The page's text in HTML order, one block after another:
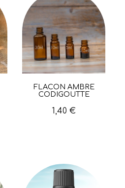
Aperçu rapide
FLACON AMBRÉ
CODIGOUTTE
1,40 €